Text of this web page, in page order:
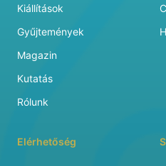
Kiállítások
Gyűjtemények
Magazin
Kutatás
Rólunk
Elérhetőség